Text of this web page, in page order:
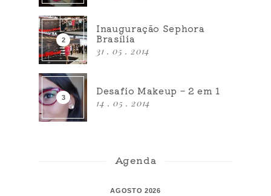
Inauguração Sephora
Brasília
31 . 05 . 2014
Desafio Makeup – 2 em 1
14 . 05 . 2014
Agenda
AGOSTO 2026